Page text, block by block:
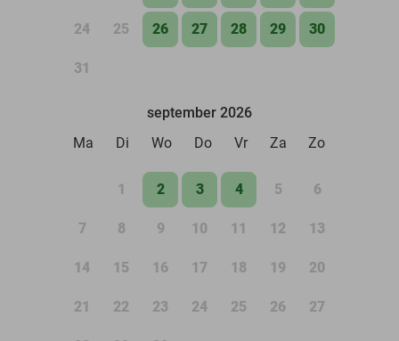
24 25 26 27 28 29 30
31
september 2026
Ma
Di Wo Do Vr Za Zo
1 2 3 4 5 6
7 8 9 10 11 12 13
14 15 16 17 18 19 20
21 22 23 24 25 26 27